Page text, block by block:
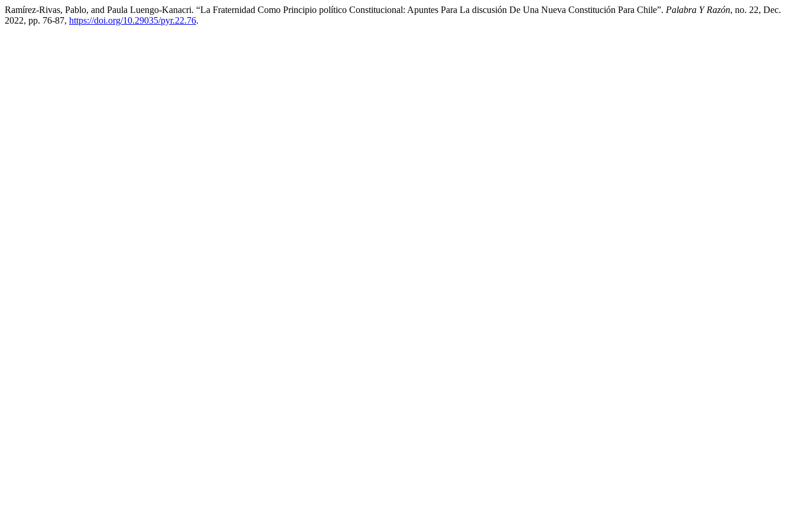
Ramírez-Rivas, Pablo, and Paula Luengo-Kanacri. “La Fraternidad Como Principio político Constitucional: Apuntes Para La discusión De Una Nueva Constitución Para Chile”. Palabra Y Razón, no. 22, Dec.
2022, pp. 76-87, https://doi.org/10.29035/pyr.22.76.